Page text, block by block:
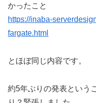
かったこと
https://inaba-
fargate.html
とほぼ同じ内容です。
約5年ぶりの発表という